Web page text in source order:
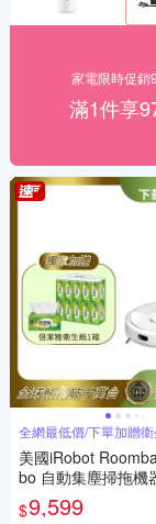
家電限時促銷
滿1件享
全網最低價/下單加贈
美國iRobot
bo 自動集塵掃拖機器人
保固1+1年
$9,599